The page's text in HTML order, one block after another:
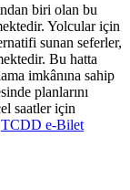
biri olan bu
Yolcular için
sunan seferler,
Bu hatta
imkânına sahip
planlarını
saatler için
TCDD e-Bilet